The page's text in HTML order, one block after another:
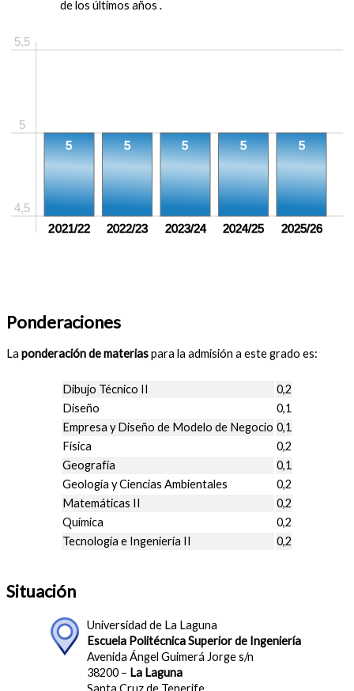
de los últimos años .
5,5
4,5
5
5
5 5 5 5
2021/22 2022/23 2023/24 2024/25 2025/26
Ponderaciones
La ponderación de materiaspara la admisión a este grado es:
Dibujo Técnico II
0,2
Diseño
0,1
Empresa y Diseño de Modelo de Negocio 0,1
Física
0,2
Geografía
0,1
Geología y Ciencias Ambientales
0,2
Matemáticas II
0,2
Química
0,2
Tecnología e Ingeniería II
0,2
Situación
Universidad de La Laguna
Escuela Politécnica Superior de Ingeniería
Avenida Ángel Guimerá Jorge s/n
38200 – La Laguna